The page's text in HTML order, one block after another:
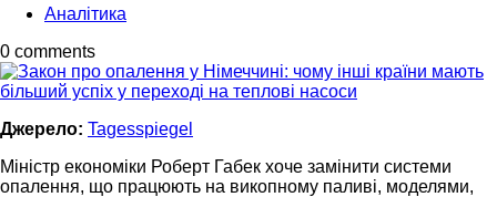
Аналітика
0 comments
Джерело: Tagesspiegel
Міністр економіки Роберт Габек хоче замінити системи
опалення, що працюють на викопному паливі, моделями,